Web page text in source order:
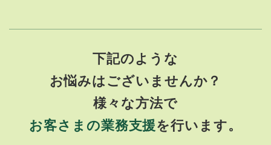
下記のような
お悩みはございませんか？
様々な方法で
お客さまの業務支援を行います。